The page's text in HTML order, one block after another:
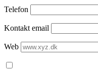
Telefon
Kontakt email
Web